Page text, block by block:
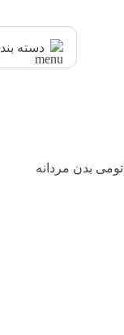
دسته